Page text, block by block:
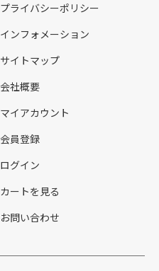
プライバシーポリシー
インフォメーション
サイトマップ
会社概要
マイアカウント
会員登録
ログイン
カートを見る
お問い合わせ